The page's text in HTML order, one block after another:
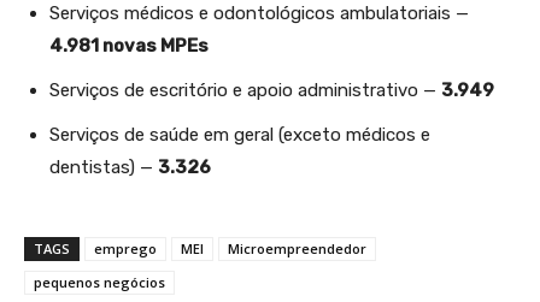
Serviços médicos e odontológicos ambulatoriais —
4.981 novas MPEs
Serviços de escritório e apoio administrativo — 3.949
Serviços de saúde em geral (exceto médicos e
dentistas) — 3.326
TAGS emprego MEI
Microempreendedor
pequenos negócios